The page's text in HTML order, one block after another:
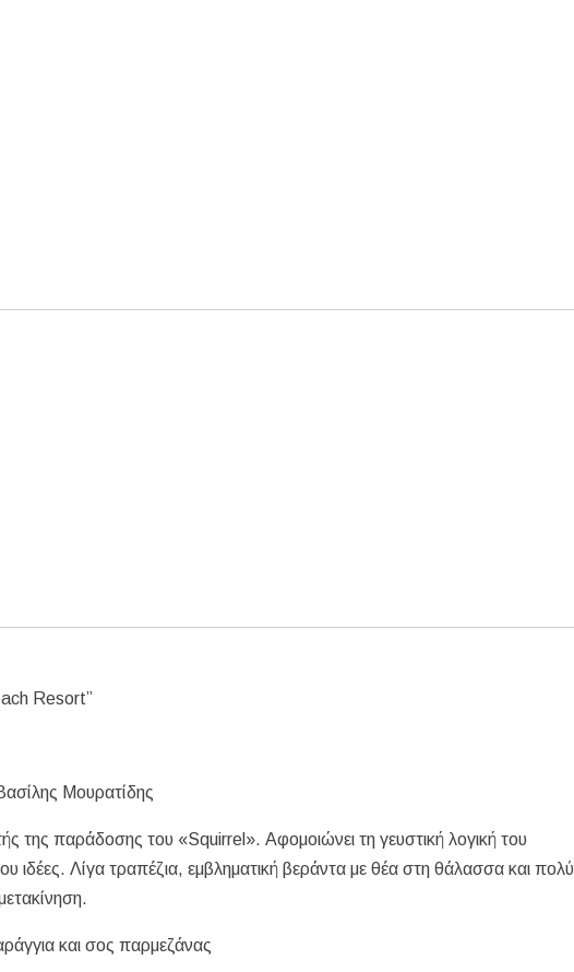
Resort”
Μουρατίδης
της παράδοσης του «Squirrel». Αφομοιώνει τη γευστική λογική του
ιδέες. Λίγα τραπέζια, εμβληματική βεράντα με θέα στη θάλασσα και πολύ
και σος παρμεζάνας